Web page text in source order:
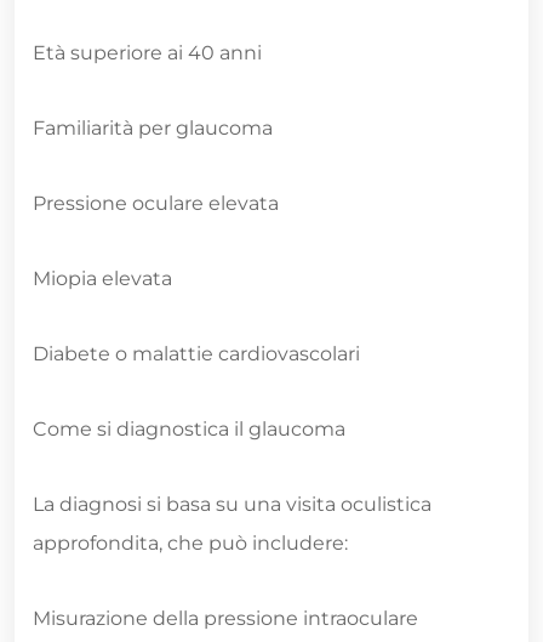
Età superiore ai 40 anni
Familiarità per glaucoma
Pressione oculare elevata
Miopia elevata
Diabete o malattie cardiovascolari
Come si diagnostica il glaucoma
La diagnosi si basa su una visita oculistica
approfondita, che può includere:
Misurazione della pressione intraoculare